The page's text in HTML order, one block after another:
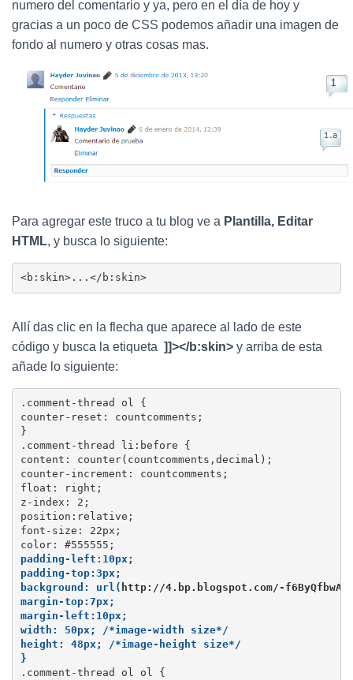
numero del comentario y ya, pero en el día de hoy y
gracias a un poco de CSS podemos añadir una imagen de
fondo al numero y otras cosas mas.
Para agregar este truco a tu blog ve a Plantilla, Editar
HTML, y busca lo siguiente:
<b:skin>...</b:skin>
Allí das clic en la flecha que aparece al lado de este
código y busca la etiqueta ]]></b:skin> y arriba de esta
añade lo siguiente:
.comment-thread ol {
counter-reset: countcomments;
}
.comment-thread li:before {
content: counter(countcomments,decimal);
counter-increment: countcomments;
float: right;
z-index: 2;
position:relative;
font-size: 22px;
padding-left:10px;
padding-top:3px;
background: url( http://4.bp.blogspot.com/-f6ByQfbwApQ/
margin-top:7px;
margin-left:10px;
width: 50px; /*image-width size*/
height: 48px; /*image-height size*/
}
.comment-thread ol ol {